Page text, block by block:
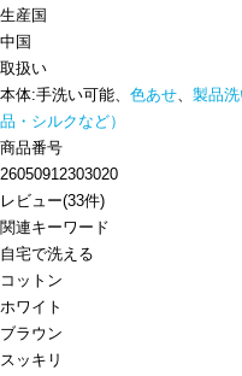
生産国
中国
取扱い
本体:手洗い可能、 色あせ、 製品
品・シルクなど）
商品番号
26050912303020
レビュー(33件)
関連キーワード
自宅で洗える
コットン
ホワイト
ブラウン
スッキリ